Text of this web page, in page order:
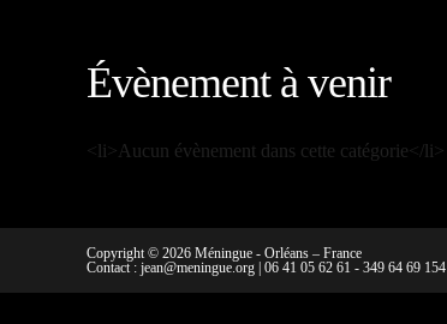
Évènement à venir
<li>Aucun évènement dans cette catégorie</li>
Copyright © 2026 Méningue - Orléans – France
Contact : jean@meningue.org 06 41 05 62 61 - 349 64 69 154